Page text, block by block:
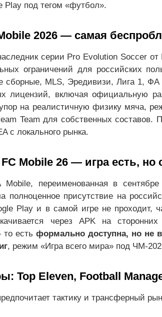
Play под тегом «футбол».
2026 — самая
серии Pro Evolution Soccer
ограничений для российских
сборные, MLS, Эредивизи, Лига 1,
лицензий, включая официальную
на реалистичную физику мяча,
Team для собственных
с локального рынка.
Mobile 26 — игра есть, но
переименованная в
полноценное присутствие на
Play и в самой игре не проходит,
через APK на
есть формально доступна, но не
, режим «Игра всего мира» под ЧМ-
: Top Eleven, Football
тактику и трансферный